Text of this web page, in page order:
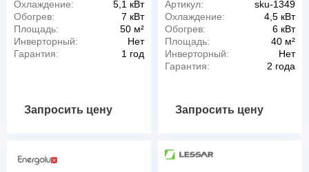
Охлаждение:
5,1 кВт
Обогрев:
7 кВт
Площадь:
50 м²
Инверторный:
Нет
Гарантия:
1 год
Запросить цену
Артикул:
sku-1349
Охлаждение:
4,5 кВт
Обогрев:
6 кВт
Площадь:
40 м²
Инверторный:
Нет
Гарантия:
2 года
Запросить цену